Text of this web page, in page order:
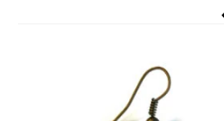
Anniversaire